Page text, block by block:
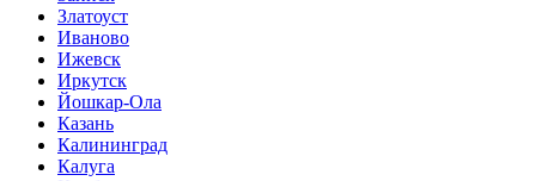
Златоуст
Иваново
Ижевск
Иркутск
Йошкар-Ола
Казань
Калининград
Калуга